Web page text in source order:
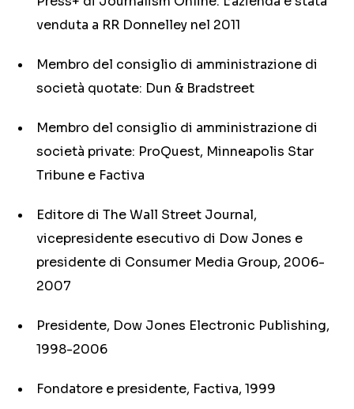
venduta a RR Donnelley nel 2011
Membro del consiglio di amministrazione di
società quotate: Dun & Bradstreet
Membro del consiglio di amministrazione di
società private: ProQuest, Minneapolis Star
Tribune e Factiva
Editore di The Wall Street Journal,
vicepresidente esecutivo di Dow Jones e
presidente di Consumer Media Group, 2006-
2007
Presidente, Dow Jones Electronic Publishing,
1998-2006
Fondatore e presidente, Factiva, 1999